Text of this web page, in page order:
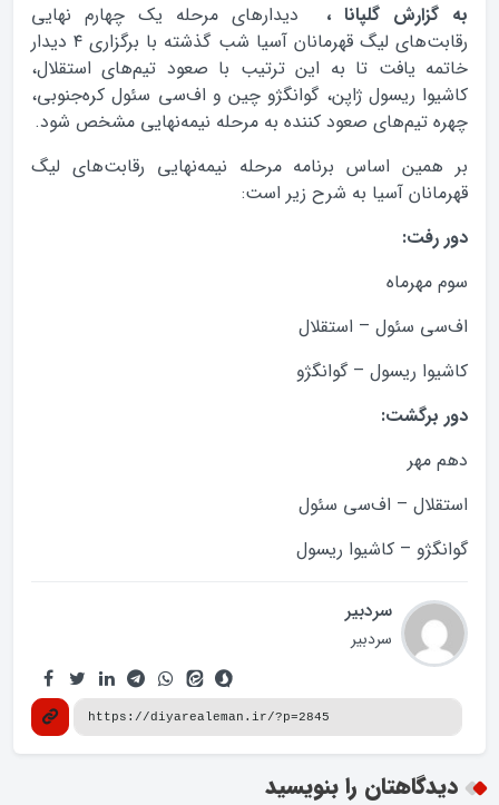
به گزارش گلپانا ، دیدارهای مرحله یک چهارم نهایی
رقابت‌های لیگ قهرمانان آسیا شب گذشته با برگزاری ۴ دیدار
خاتمه یافت تا به این ترتیب با صعود تیم‌های استقلال،
کاشیوا ریسول ژاپن، گوانگژو چین و اف‌سی سئول کره‌جنوبی،
چهره تیم‌های صعود کننده به مرحله نیمه‌نهایی مشخص شود.
بر همین اساس برنامه مرحله نیمه‌نهایی رقابت‌های لیگ
قهرمانان آسیا به شرح زیر است:
دور رفت:
سوم مهرماه
اف‌سی سئول – استقلال
کاشیوا ریسول – گوانگژو
دور برگشت:
دهم مهر
استقلال – اف‌سی‌ سئول
گوانگژو – کاشیوا ریسول
سردبیر
سردبیر
دیدگاهتان را بنویسید